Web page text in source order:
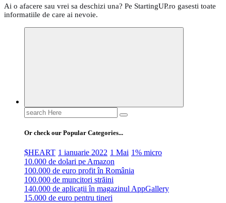
Ai o afacere sau vrei sa deschizi una? Pe StartingUP.ro gasesti toate
informatiile de care ai nevoie.
Search
for:
Or check our Popular Categories...
$HEART 1 ianuarie 2022 1 Mai 1% micro
10.000 de dolari pe Amazon
100.000 de euro profit în România
100.000 de muncitori străini
140.000 de aplicații în magazinul AppGallery
15.000 de euro pentru tineri